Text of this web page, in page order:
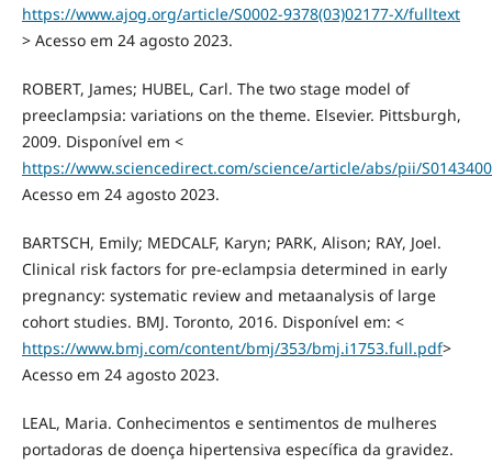
https://www.ajog.org/article/S0002-9378(03)02177-X/fulltext
> Acesso em 24 agosto 2023.
ROBERT, James; HUBEL, Carl. The two stage model of
preeclampsia: variations on the theme. Elsevier. Pittsburgh,
2009. Disponível em <
https://www.sciencedirect.com/science/article/abs/pii/
Acesso em 24 agosto 2023.
BARTSCH, Emily; MEDCALF, Karyn; PARK, Alison; RAY, Joel.
Clinical risk factors for pre-eclampsia determined in early
pregnancy: systematic review and metaanalysis of large
cohort studies. BMJ. Toronto, 2016. Disponível em: <
https://www.bmj.com/content/bmj/353/bmj.i1753.full.pdf>
Acesso em 24 agosto 2023.
LEAL, Maria. Conhecimentos e sentimentos de mulheres
portadoras de doença hipertensiva específica da gravidez.